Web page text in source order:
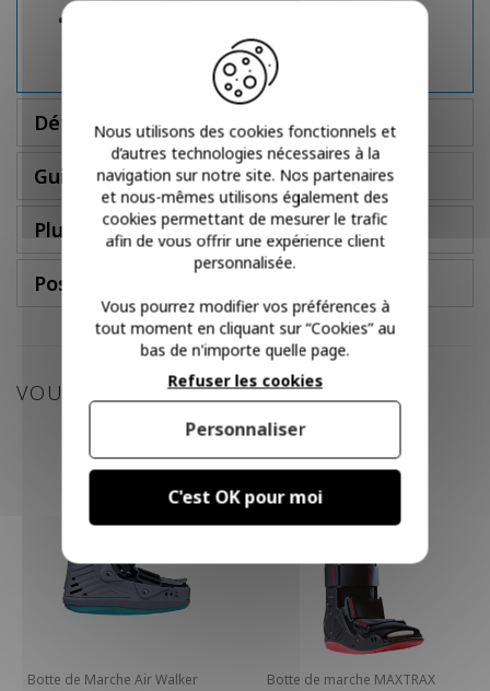
Détails
Guide des tailles
Plus d'infos
Poser une question
VOUS POURRIEZ AIMER
Botte de Marche Air Walker
Botte de marche MAXTRAX
Nous utilisons des cookies fonctionnels et
d’autres technologies nécessaires à la
navigation sur notre site. Nos partenaires
et nous-mêmes utilisons également des
cookies permettant de mesurer le trafic
afin de vous offrir une expérience client
personnalisée.
Vous pourrez modifier vos préférences à
tout moment en cliquant sur “Cookies” au
bas de n'importe quelle page.
C'est OK pour moi
Refuser les cookies
Personnaliser